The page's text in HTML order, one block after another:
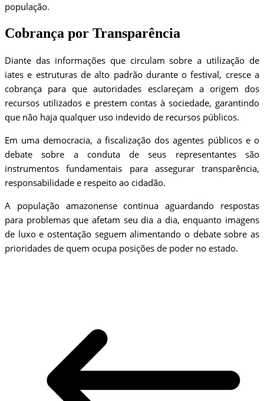
população.
Cobrança por Transparência
Diante das informações que circulam sobre a utilização de
iates e estruturas de alto padrão durante o festival, cresce a
cobrança para que autoridades esclareçam a origem dos
recursos utilizados e prestem contas à sociedade, garantindo
que não haja qualquer uso indevido de recursos públicos.
Em uma democracia, a fiscalização dos agentes públicos e o
debate sobre a conduta de seus representantes são
instrumentos fundamentais para assegurar transparência,
responsabilidade e respeito ao cidadão.
A população amazonense continua aguardando respostas
para problemas que afetam seu dia a dia, enquanto imagens
de luxo e ostentação seguem alimentando o debate sobre as
prioridades de quem ocupa posições de poder no estado.